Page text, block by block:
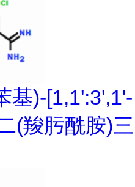
基)-[1,1':3',1'-
(羧肟酰胺)三